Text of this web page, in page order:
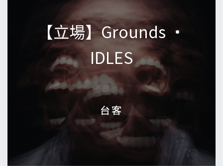
【立場】Grounds •
IDLES
台客
【立場】Grounds •
IDLES
台客